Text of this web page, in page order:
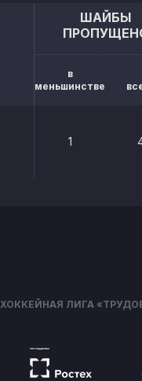
ШАЙБЫ
в
меньшинстве
1
ХОККЕЙНАЯ ЛИГА